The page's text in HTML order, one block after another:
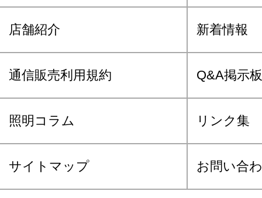
店舗紹介 新着情報
通信販売利用規約 Q&A掲示板
照明コラム リンク集
サイトマップ お問い合